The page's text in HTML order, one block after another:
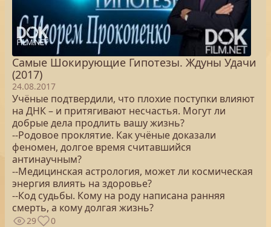
Самые Шокирующие Гипотезы. Ждуны Удачи
(2017)
24.08.2017
Учёные подтвердили, что плохие поступки влияют
на ДНК – и притягивают несчастья. Могут ли
добрые дела продлить вашу жизнь?
--Родовое проклятие. Как учёные доказали
феномен, долгое время считавшийся
антинаучным?
--Медицинская астрология, может ли космическая
энергия влиять на здоровье?
--Код судьбы. Кому на роду написана ранняя
смерть, а кому долгая жизнь?
29 0